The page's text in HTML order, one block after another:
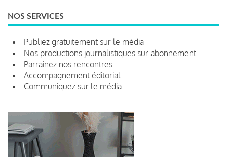
NOS SERVICES
Publiez gratuitement sur le média
Nos productions journalistiques sur abonnement
Parrainez nos rencontres
Accompagnement éditorial
Communiquez sur le média